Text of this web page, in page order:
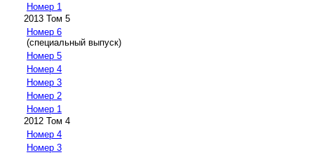
Номер 1
2013 Том 5
Номер 6
(специальный выпуск)
Номер 5
Номер 4
Номер 3
Номер 2
Номер 1
2012 Том 4
Номер 4
Номер 3